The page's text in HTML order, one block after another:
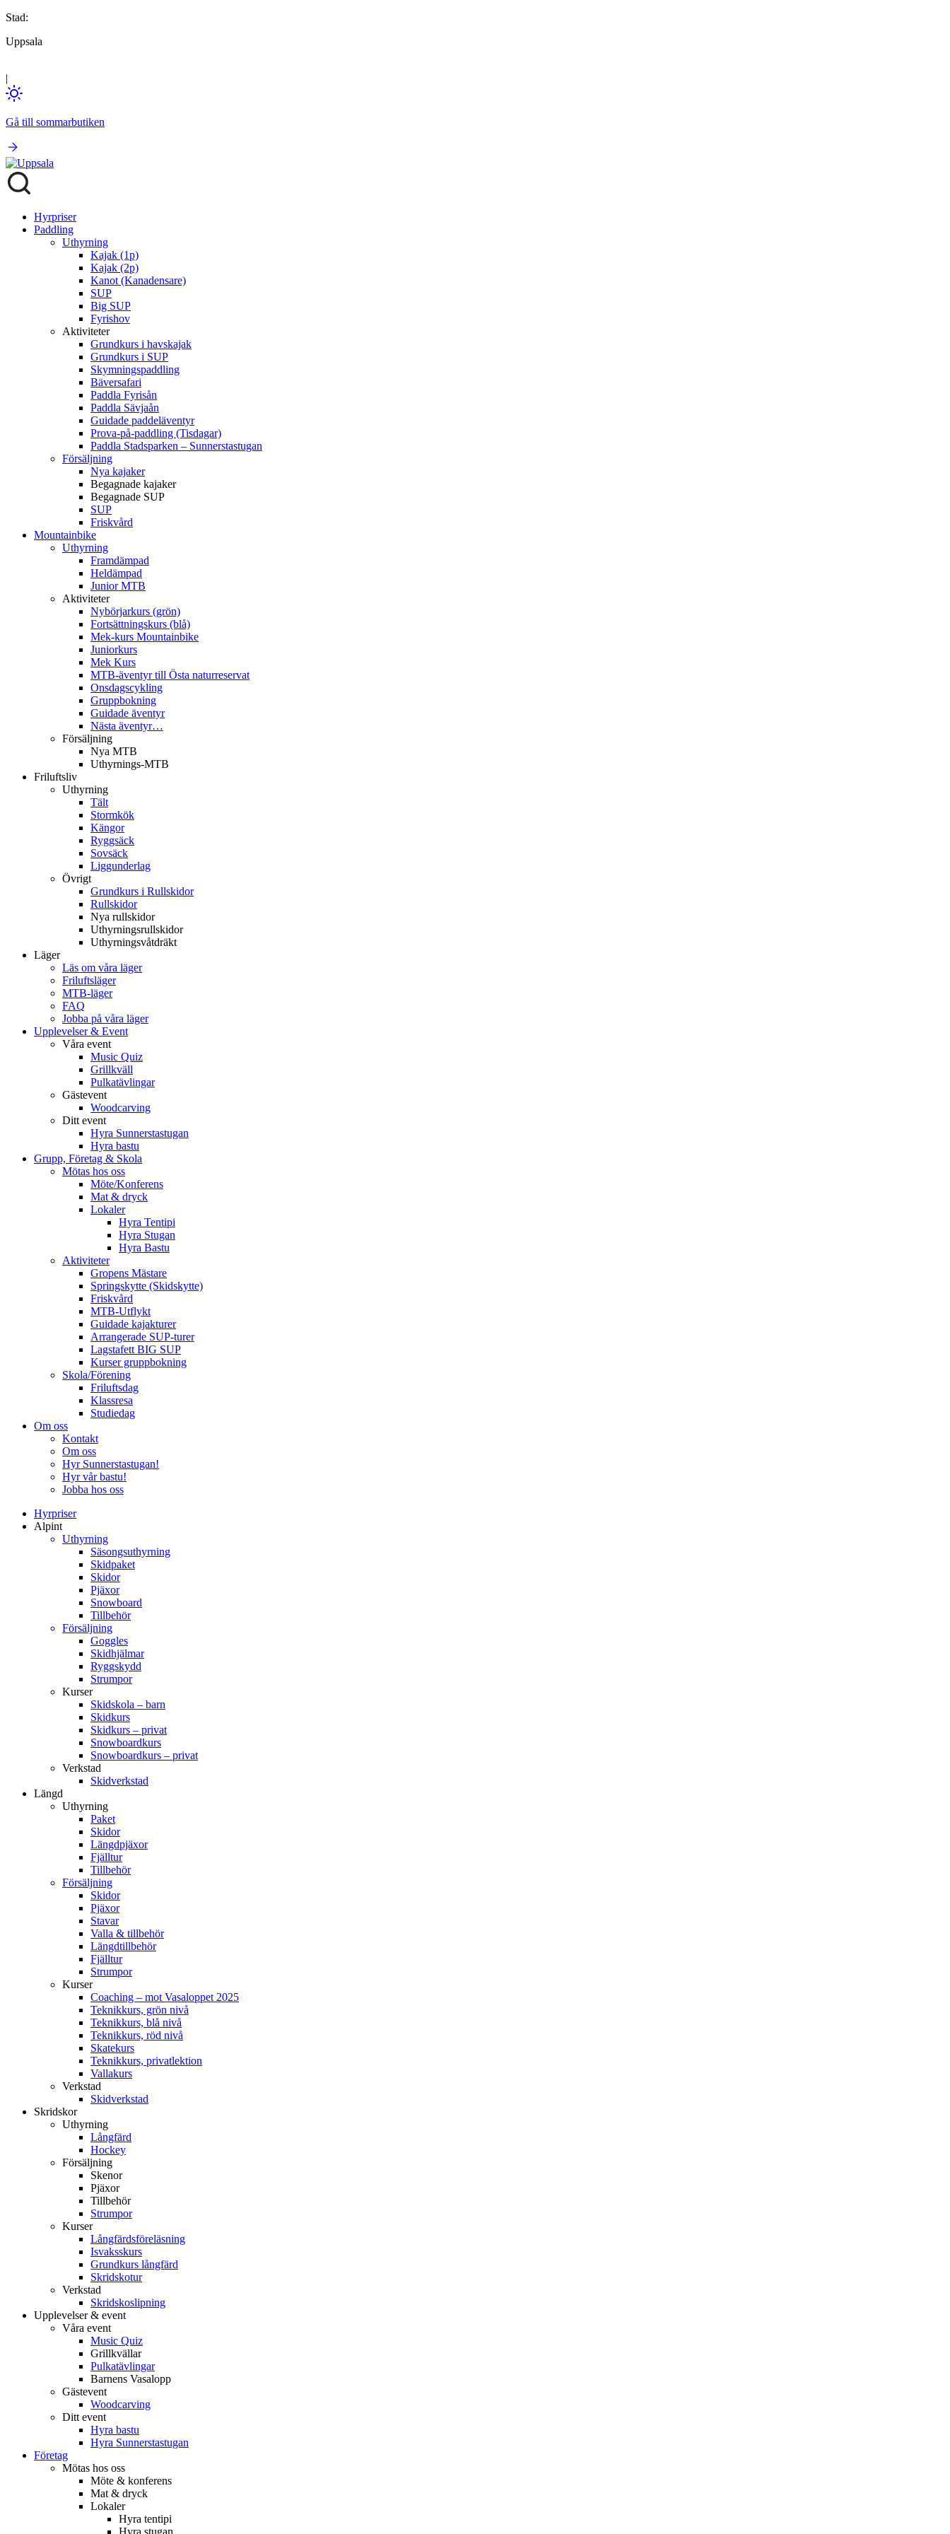
Stad:
Uppsala
|
Gå till sommarbutiken
Hyrpriser
Paddling
Uthyrning
Kajak (1p)
Kajak (2p)
Kanot (Kanadensare)
SUP
Big SUP
Fyrishov
Aktiviteter
Grundkurs i havskajak
Grundkurs i SUP
Skymningspaddling
Bäversafari
Paddla Fyrisån
Paddla Sävjaån
Guidade paddeläventyr
Prova-på-paddling (Tisdagar)
Paddla Stadsparken – Sunnerstastugan
Försäljning
Nya kajaker
Begagnade kajaker
Begagnade SUP
SUP
Friskvård
Mountainbike
Uthyrning
Framdämpad
Heldämpad
Junior MTB
Aktiviteter
Nybörjarkurs (grön)
Fortsättningskurs (blå)
Mek-kurs Mountainbike
Juniorkurs
Mek Kurs
MTB-äventyr till Östa naturreservat
Onsdagscykling
Gruppbokning
Guidade äventyr
Nästa äventyr…
Försäljning
Nya MTB
Uthyrnings-MTB
Friluftsliv
Uthyrning
Tält
Stormkök
Kängor
Ryggsäck
Sovsäck
Liggunderlag
Övrigt
Grundkurs i Rullskidor
Rullskidor
Nya rullskidor
Uthyrningsrullskidor
Uthyrningsvåtdräkt
Läger
Läs om våra läger
Friluftsläger
MTB-läger
FAQ
Jobba på våra läger
Upplevelser & Event
Våra event
Music Quiz
Grillkväll
Pulkatävlingar
Gästevent
Woodcarving
Ditt event
Hyra Sunnerstastugan
Hyra bastu
Grupp, Företag & Skola
Mötas hos oss
Möte/Konferens
Mat & dryck
Lokaler
Hyra Tentipi
Hyra Stugan
Hyra Bastu
Aktiviteter
Gropens Mästare
Springskytte (Skidskytte)
Friskvård
MTB-Utflykt
Guidade kajakturer
Arrangerade SUP-turer
Lagstafett BIG SUP
Kurser gruppbokning
Skola/Förening
Friluftsdag
Klassresa
Studiedag
Om oss
Kontakt
Om oss
Hyr Sunnerstastugan!
Hyr vår bastu!
Jobba hos oss
Hyrpriser
Alpint
Uthyrning
Säsongsuthyrning
Skidpaket
Skidor
Pjäxor
Snowboard
Tillbehör
Försäljning
Goggles
Skidhjälmar
Ryggskydd
Strumpor
Kurser
Skidskola – barn
Skidkurs
Skidkurs – privat
Snowboardkurs
Snowboardkurs – privat
Verkstad
Skidverkstad
Längd
Uthyrning
Paket
Skidor
Längdpjäxor
Fjälltur
Tillbehör
Försäljning
Skidor
Pjäxor
Stavar
Valla & tillbehör
Längdtillbehör
Fjälltur
Strumpor
Kurser
Coaching – mot Vasaloppet 2025
Teknikkurs, grön nivå
Teknikkurs, blå nivå
Teknikkurs, röd nivå
Skatekurs
Teknikkurs, privatlektion
Vallakurs
Verkstad
Skidverkstad
Skridskor
Uthyrning
Långfärd
Hockey
Försäljning
Skenor
Pjäxor
Tillbehör
Strumpor
Kurser
Långfärdsföreläsning
Isvaksskurs
Grundkurs långfärd
Skridskotur
Verkstad
Skridskoslipning
Upplevelser & event
Våra event
Music Quiz
Grillkvällar
Pulkatävlingar
Barnens Vasalopp
Gästevent
Woodcarving
Ditt event
Hyra bastu
Hyra Sunnerstastugan
Företag
Mötas hos oss
Möte & konferens
Mat & dryck
Lokaler
Hyra tentipi
Hyra stugan